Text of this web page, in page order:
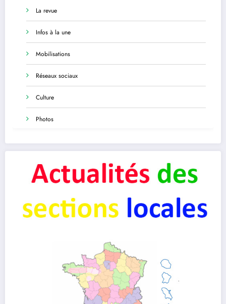
La revue
Infos à la une
Mobilisations
Réseaux sociaux
Culture
Photos